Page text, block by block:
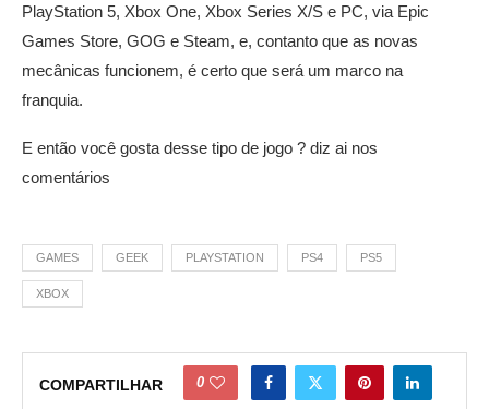
PlayStation 5, Xbox One, Xbox Series X/S e PC, via Epic
Games Store, GOG e Steam, e, contanto que as novas
mecânicas funcionem, é certo que será um marco na
franquia.
E então você gosta desse tipo de jogo ? diz ai nos
comentários
GAMES GEEK PLAYSTATION PS4 PS5
XBOX
COMPARTILHAR 0